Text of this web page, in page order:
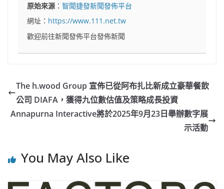
原始來源 ：智聞捷發新聞發佈平台
網址： https://www.111.net.tw
歡迎前往新聞發佈平台發佈新聞
The h.wood Group 宣佈已從阿布扎比新成立豪華餐飲
公司 DIAFA，獲得九位數估值及策略成長投資
Annapurna Interactive將於2025年9月23日舉辦數字展
示活動
You May Also Like